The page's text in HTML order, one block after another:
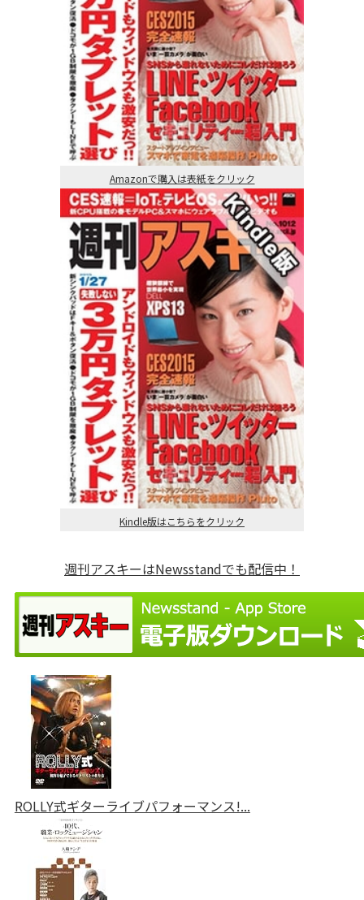
Amazonで購入は表紙をクリック
Kindle版はこちらをクリック
週刊アスキーはNewsstandでも配信中！
ROLLY式ギターライブパフォーマンス!...